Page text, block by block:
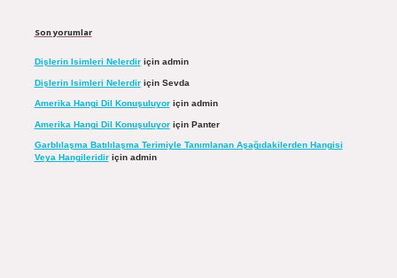
Son yorumlar
Dişlerin Isimleri Nelerdiriçin admin
Dişlerin Isimleri Nelerdiriçin Sevda
Amerika Hangi Dil Konuşuluyoriçin admin
Amerika Hangi Dil Konuşuluyoriçin Panter
Garblılaşma Batılılaşma Terimiyle Tanımlanan Aşağıdakilerden Hangisi
Veya Hangileridiriçin admin